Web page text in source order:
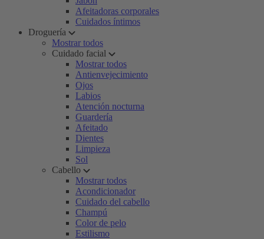
Afeitadoras corporales
Cuidados íntimos
Droguería
Mostrar todos
Cuidado facial
Mostrar todos
Antienvejecimiento
Ojos
Labios
Atención nocturna
Guardería
Afeitado
Dientes
Limpieza
Sol
Cabello
Mostrar todos
Acondicionador
Cuidado del cabello
Champú
Color de pelo
Estilismo